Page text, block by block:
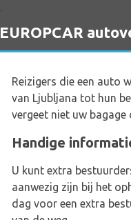
EUROPCAR
Reizigers die een auto
van Ljubljana tot hun
vergeet niet uw
Handige
U kunt extra
aanwezig zijn bij het
dag voor een extra